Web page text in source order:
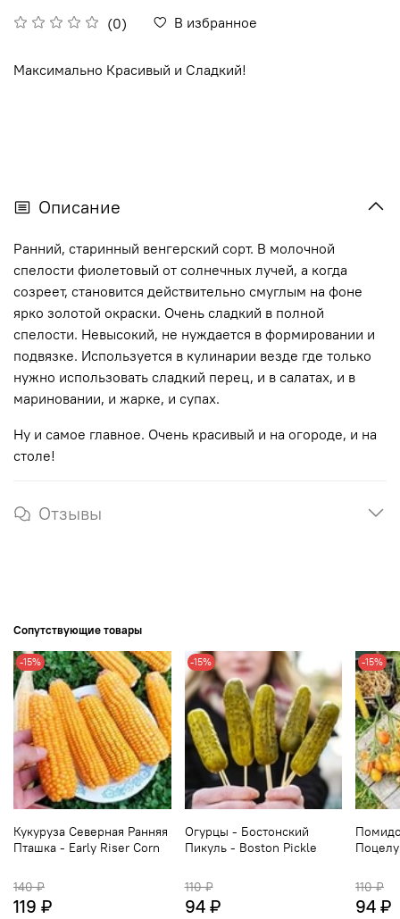
(0) В избранное
Максимально Красивый и Сладкий!
Описание
Ранний, старинный венгерский сорт. В молочной
спелости фиолетовый от солнечных лучей, а когда
созреет, становится действительно смуглым на фоне
ярко золотой окраски. Очень сладкий в полной
спелости. Невысокий, не нуждается в формировании и
подвязке. Используется в кулинарии везде где только
нужно использовать сладкий перец, и в салатах, и в
мариновании, и жарке, и супах.
Ну и самое главное. Очень красивый и на огороде, и на
столе!
Отзывы
Сопутствующие товары
-15%
Кукуруза Северная Ранняя
Пташка - Early Riser Corn
140 ₽
119 ₽
-15%
Огурцы - Бостонский
Пикуль - Boston Pickle
110 ₽
94 ₽
-15%
110 ₽
94 ₽